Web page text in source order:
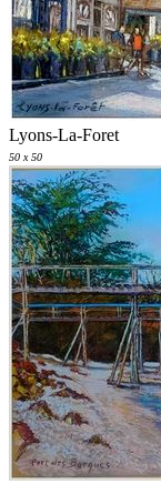
Lyons-La-Foret
50 x 50